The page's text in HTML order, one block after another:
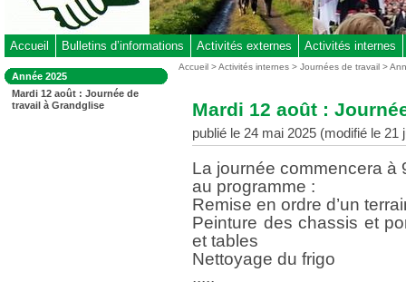
menu
-
à
la
Accueil Bulletins d’informations Activités externes Activités internes
Dans
la
rubrique
:
Année 2025
Mardi 12 août : Journée de
travail à Grandglise
Vous
Accueil >Activités internes >Journées de travail>
Mardi 12 août :
publié le 24 mai 2025 (modifié le 21
La journée commencera à
au programme :
Remise en ordre d’un
Peinture des chassis et
et tables
Nettoyage du frigo
.....